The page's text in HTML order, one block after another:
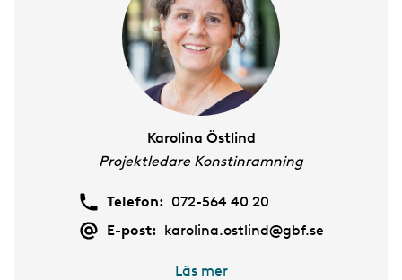
Karolina Östlind
Projektledare Konstinramning
Telefon: 072-564 40 20
E-post: karolina.ostlind@gbf.se
Läs mer